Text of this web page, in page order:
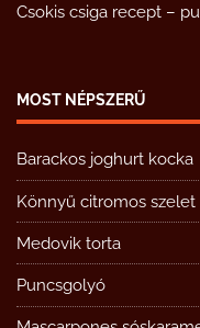
Csokis csiga recept –
MOST NÉPSZERŰ
Barackos joghurt kocka
Könnyű citromos szelet
Medovik torta
Puncsgolyó